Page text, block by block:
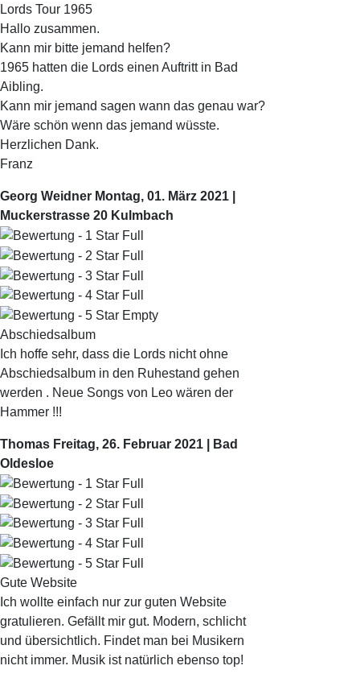
Lords Tour 1965
Hallo zusammen.
Kann mir bitte jemand helfen?
1965 hatten die Lords einen Auftritt in Bad
Aibling.
Kann mir jemand sagen wann das genau war?
Wäre schön wenn das jemand wüsste.
Herzlichen Dank.
Franz
Georg Weidner Montag, 01. März 2021 |
Muckerstrasse 20 Kulmbach
Abschiedsalbum
Ich hoffe sehr, dass die Lords nicht ohne
Abschiedsalbum in den Ruhestand gehen
werden . Neue Songs von Leo wären der
Hammer !!!
Thomas Freitag, 26. Februar 2021 | Bad
Oldesloe
Gute Website
Ich wollte einfach nur zur guten Website
gratulieren. Gefällt mir gut. Modern, schlicht
und übersichtlich. Findet man bei Musikern
nicht immer. Musik ist natürlich ebenso top!